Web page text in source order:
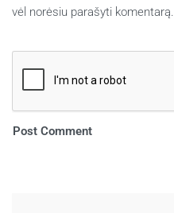
vėl norėsiu parašyti komentarą.